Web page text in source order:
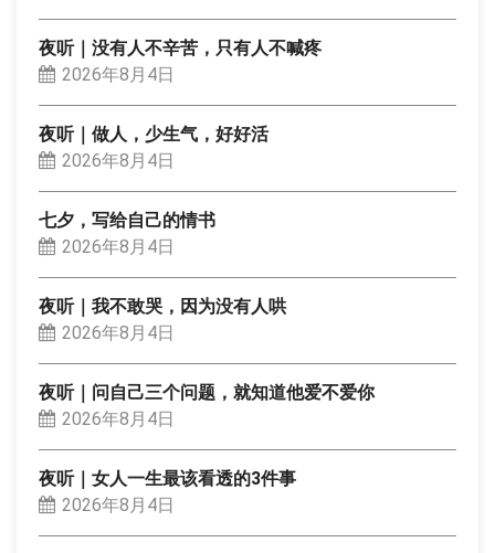
夜听｜没有人不辛苦，只有人不喊疼
2026年8月4日
夜听｜做人，少生气，好好活
2026年8月4日
七夕，写给自己的情书
2026年8月4日
夜听｜我不敢哭，因为没有人哄
2026年8月4日
夜听｜问自己三个问题，就知道他爱不爱你
2026年8月4日
夜听｜女人一生最该看透的3件事
2026年8月4日